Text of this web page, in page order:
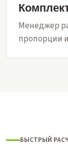
Менеджер
пропорции
БЫСТРЫЙ